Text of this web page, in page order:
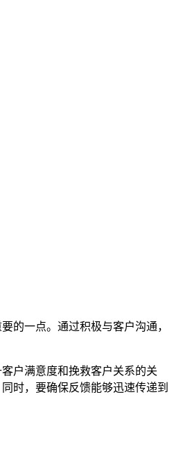
的一点。通过积极与客户沟通，
户满意度和挽救客户关系的关
时，要确保反馈能够迅速传递到